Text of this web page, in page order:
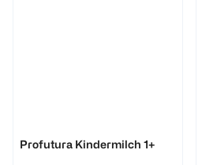
Profutura Kindermilch 1+